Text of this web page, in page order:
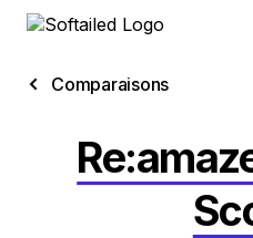
Comparaisons